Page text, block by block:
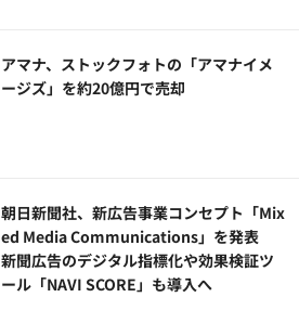
アマナ、ストックフォトの「アマナイメ
ージズ」を約20億円で売却
朝日新聞社、新広告事業コンセプト「Mix
ed Media Communications」を発表
新聞広告のデジタル指標化や効果検証ツ
ール「NAVI SCORE」も導入へ